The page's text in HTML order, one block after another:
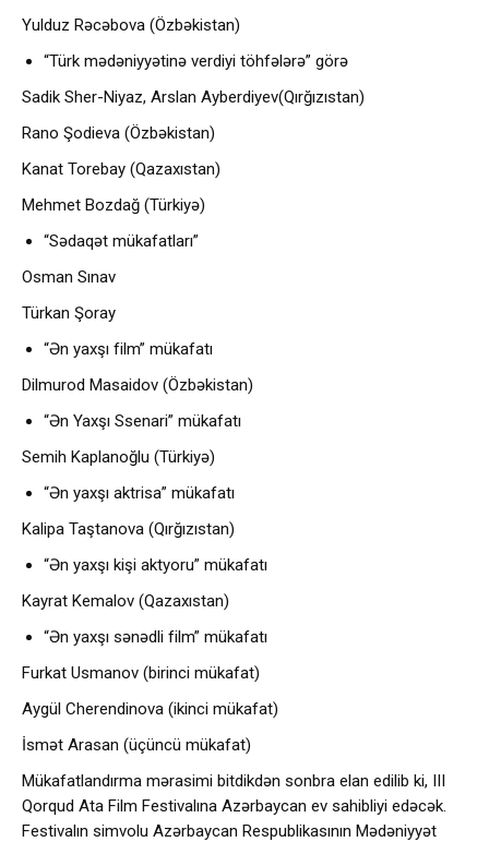
Yulduz Rəcəbova (Özbəkistan)
“Türk mədəniyyətinə verdiyi töhfələrə” görə
Sadik Sher-Niyaz, Arslan Ayberdiyev(Qırğızıstan)
Rano Şodieva (Özbəkistan)
Kanat Torebay (Qazaxıstan)
Mehmet Bozdağ (Türkiyə)
“Sədaqət mükafatları”
Osman Sınav
Türkan Şoray
“Ən yaxşı film” mükafatı
Dilmurod Masaidov (Özbəkistan)
“Ən Yaxşı Ssenari” mükafatı
Semih Kaplanoğlu (Türkiyə)
“Ən yaxşı aktrisa” mükafatı
Kalipa Taştanova (Qırğızıstan)
“Ən yaxşı kişi aktyoru” mükafatı
Kayrat Kemalov (Qazaxıstan)
“Ən yaxşı sənədli film” mükafatı
Furkat Usmanov (birinci mükafat)
Aygül Cherendinova (ikinci mükafat)
İsmət Arasan (üçüncü mükafat)
Mükafatlandırma mərasimi bitdikdən sonbra elan edilib ki, III
Qorqud Ata Film Festivalına Azərbaycan ev sahibliyi edəcək.
Festivalın simvolu Azərbaycan Respublikasının Mədəniyyət